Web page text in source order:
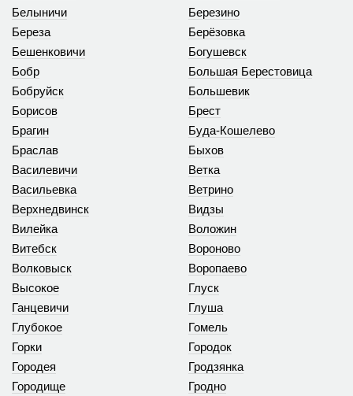
Белыничи
Береза
Березино
Берёзовка
Бешенковичи
Бобр
Бобруйск
Богушевск
Большая Берестовица
Большевик
Борисов
Брагин
Браслав
Брест
Буда-Кошелево
Быхов
Василевичи
Васильевка
Верхнедвинск
Ветка
Ветрино
Видзы
Вилейка
Витебск
Волковыск
Воложин
Вороново
Воропаево
Высокое
Ганцевичи
Глубокое
Глуск
Глуша
Гомель
Горки
Городея
Городище
Городок
Гродзянка
Гродно